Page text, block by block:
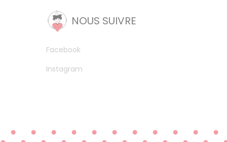
NOUS SUIVRE
Facebook
Instagram